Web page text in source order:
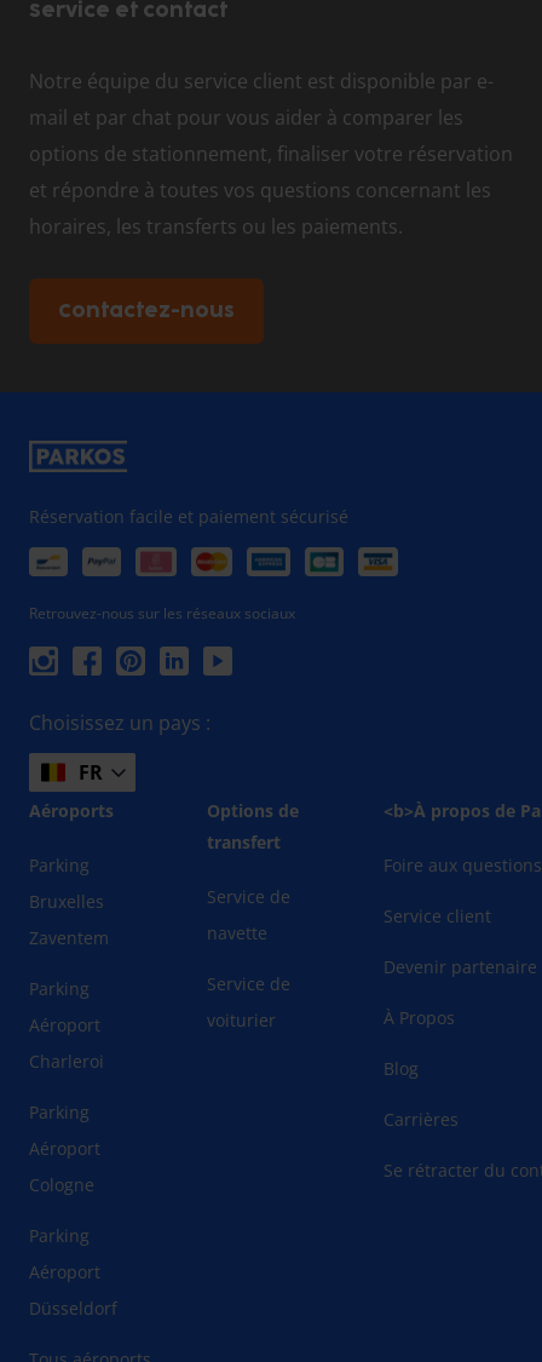
Service et contact
Notre équipe du service client est disponible par e-
mail et par chat pour vous aider à comparer les
options de stationnement, finaliser votre réservation
et répondre à toutes vos questions concernant les
horaires, les transferts ou les paiements.
Contactez-nous
Réservation facile et paiement sécurisé
Retrouvez-nous sur les réseaux sociaux
Choisissez un pays :
FR
Aéroports
Parking
Bruxelles
Zaventem
Parking
Aéroport
Charleroi
Parking
Aéroport
Cologne
Parking
Aéroport
Düsseldorf
Options de
transfert
Service de
navette
Service de
voiturier
<b>À propos de
Foire aux questions
Service client
Devenir partenaire
À Propos
Blog
Carrières
Se rétracter du